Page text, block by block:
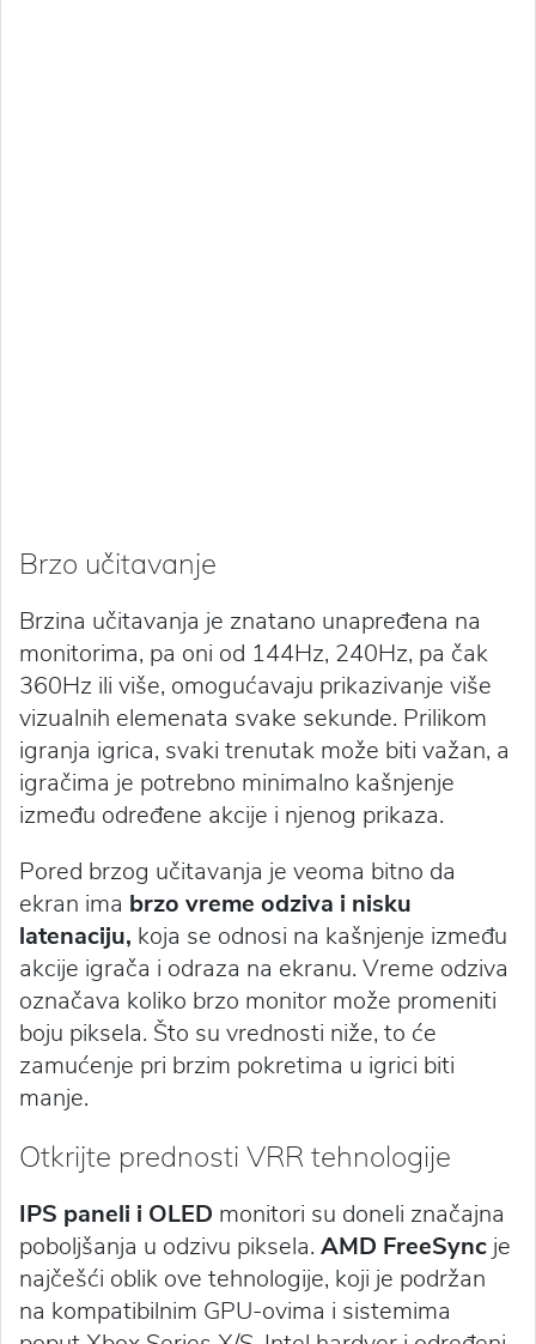
Brzo učitavanje
Brzina učitavanja je znatano unapređena na
monitorima, pa oni od 144Hz, 240Hz, pa čak
360Hz ili više, omogućavaju prikazivanje više
vizualnih elemenata svake sekunde. Prilikom
igranja igrica, svaki trenutak može biti važan, a
igračima je potrebno minimalno kašnjenje
između određene akcije i njenog prikaza.
Pored brzog učitavanja je veoma bitno da
ekran ima brzo vreme odziva i nisku
latenaciju, koja se odnosi na kašnjenje između
akcije igrača i odraza na ekranu. Vreme odziva
označava koliko brzo monitor može promeniti
boju piksela. Što su vrednosti niže, to će
zamućenje pri brzim pokretima u igrici biti
manje.
Otkrijte prednosti VRR tehnologije
IPS paneli i OLED monitori su doneli značajna
poboljšanja u odzivu piksela. AMD FreeSync je
najčešći oblik ove tehnologije, koji je podržan
na kompatibilnim GPU-ovima i sistemima